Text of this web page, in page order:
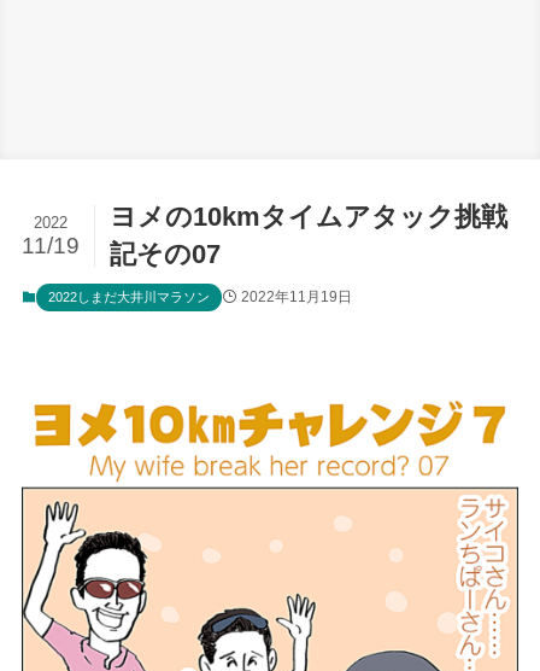
ヨメの10kmタイムアタック挑戦
記その07
2022
11/19
2022しまだ大井川マラソン 2022年11月19日